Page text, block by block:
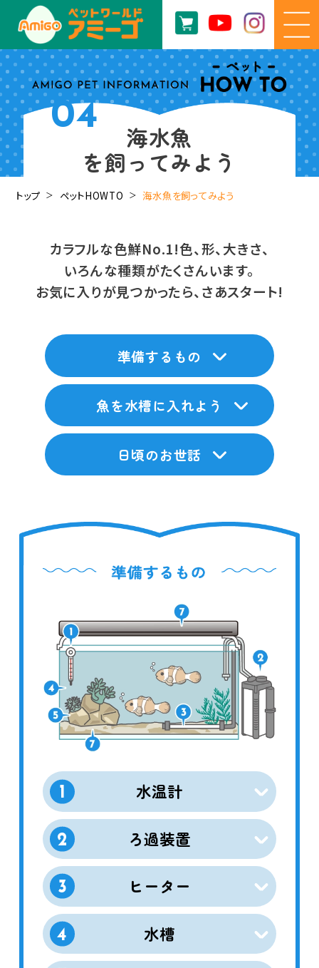
04 海水魚
を飼ってみよう
トップ ペットHOWTO 海水魚を飼ってみよう
カラフルな色鮮No.1!色、形、大きさ、
いろんな種類がたくさんいます。
お気に入りが見つかったら、さあスタート!
準備するもの
魚を水槽に入れよう
日頃のお世話
1 水温計
2 ろ過装置
3 ヒーター
4 水槽